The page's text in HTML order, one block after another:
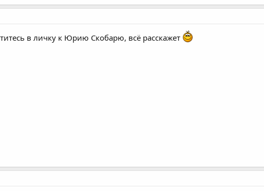
в личку к Юрию Скобарю, всё расскажет